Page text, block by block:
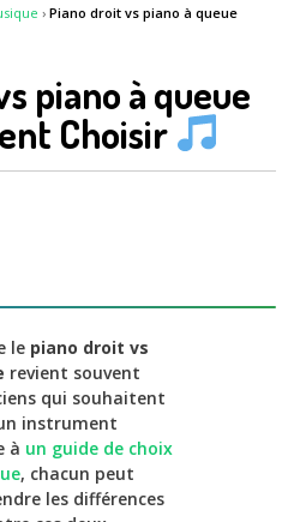
› Piano droit vs piano à queue
piano à queue
Choisir
le piano droit vs
revient souvent
qui souhaitent
instrument
à un guide de choix
, chacun peut
les différences